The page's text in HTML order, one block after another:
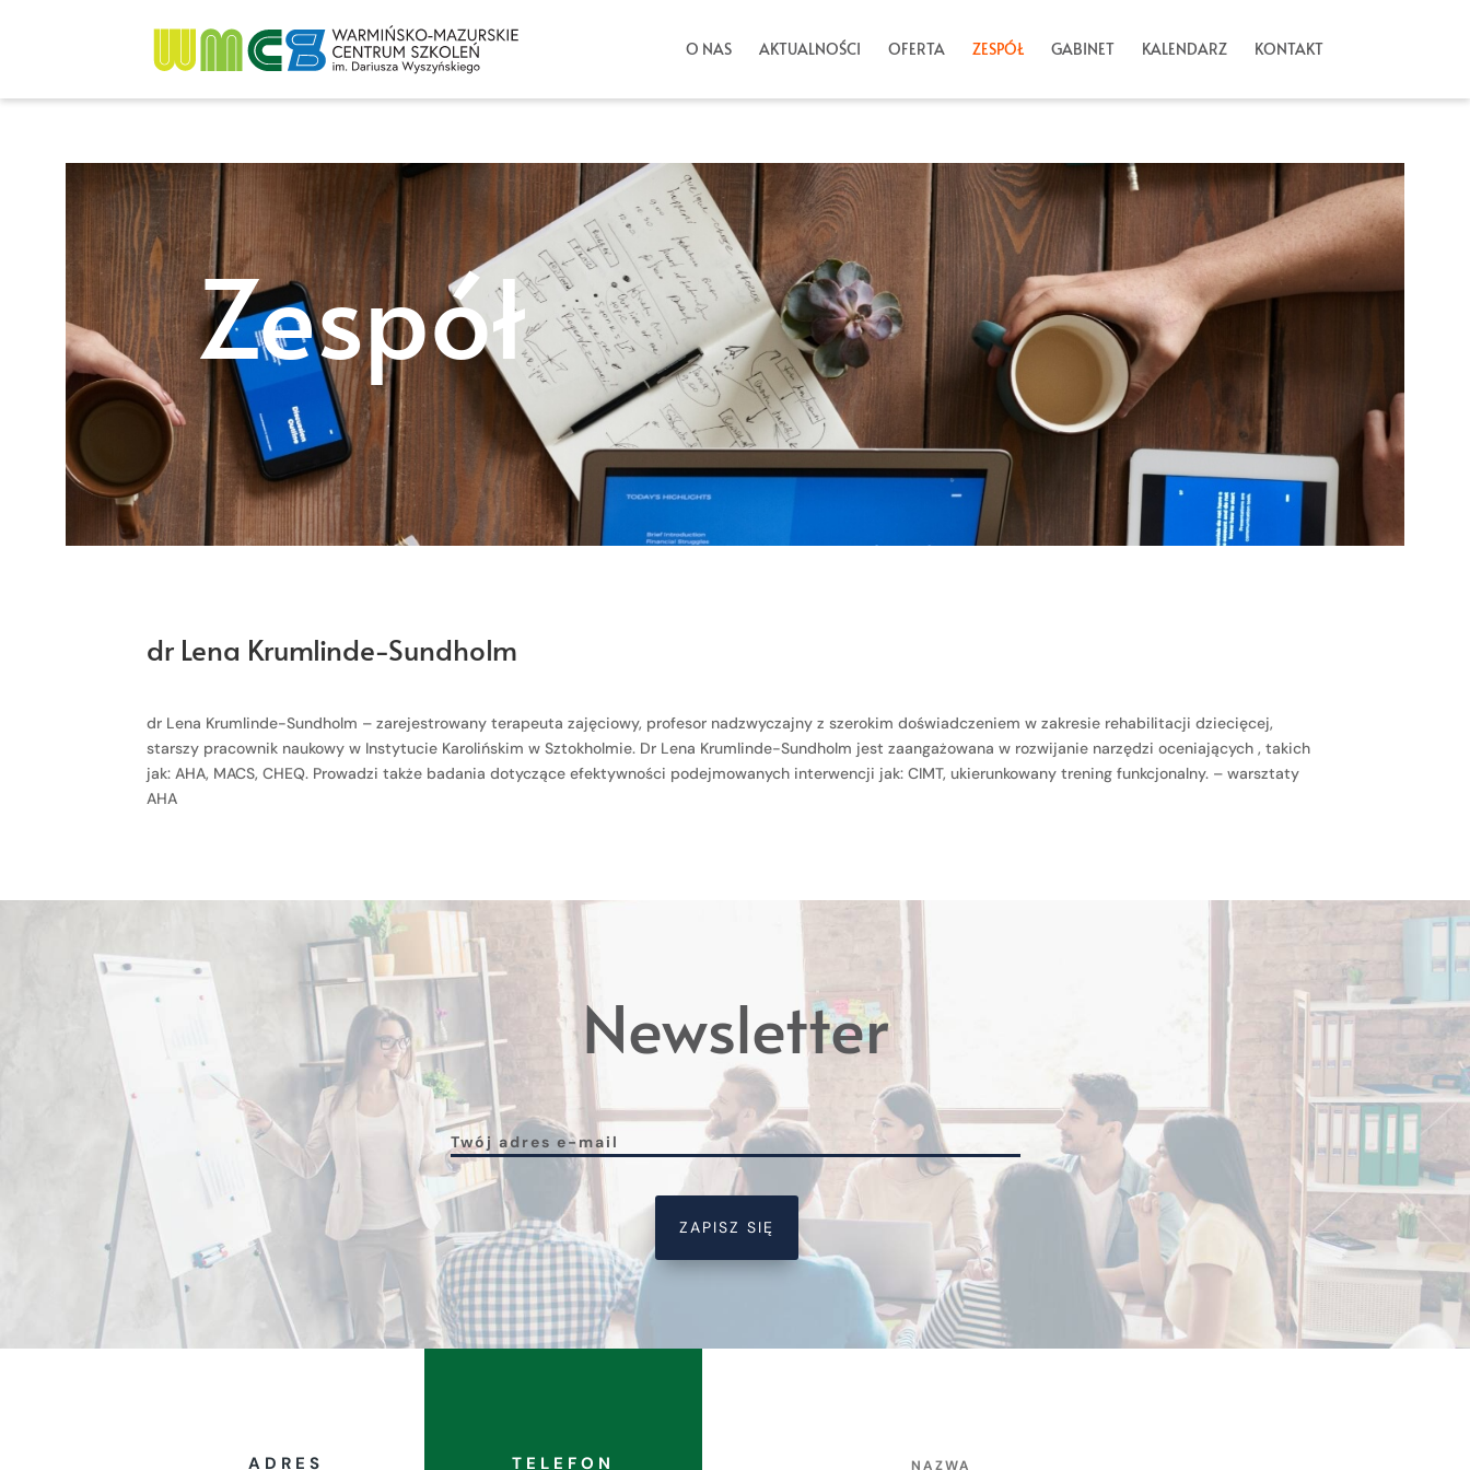
O NAS AKTUALNOŚCI OFERTA ZESPÓŁ GABINET KALENDARZ KONTAKT
Zespół
dr Lena Krumlinde-Sundholm
dr Lena Krumlinde-Sundholm – zarejestrowany terapeuta zajęciowy, profesor nadzwyczajny z szerokim doświadczeniem w zakresie rehabilitacji dziecięcej,
starszy pracownik naukowy w Instytucie Karolińskim w Sztokholmie. Dr Lena Krumlinde-Sundholm jest zaangażowana w rozwijanie narzędzi oceniających , takich
jak: AHA, MACS, CHEQ. Prowadzi także badania dotyczące efektywności podejmowanych interwencji jak: CIMT, ukierunkowany trening funkcjonalny. – warsztaty
AHA
Newsletter
ZAPISZ SIĘ
ADRES TELEFON